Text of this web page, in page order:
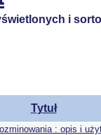
i
Tytuł
: opis i